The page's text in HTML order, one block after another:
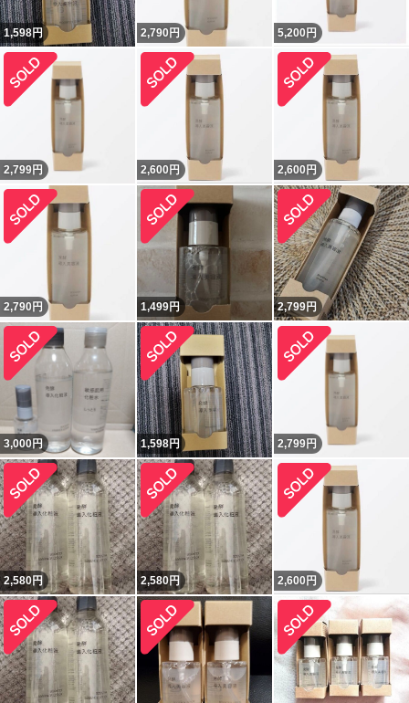
1,598円 2,790 円 5,200 円
2,799円 2,600 円 2,600 円
2,790 円 1,499円 2,799円
3,000円 1,598円 2,799円
2,580円 2,580円 2,600 円